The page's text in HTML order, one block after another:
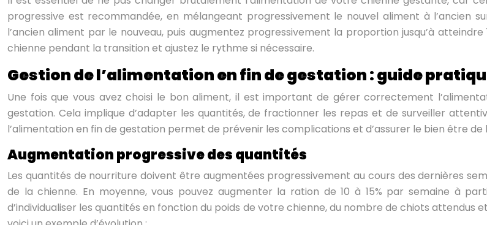
progressive est recommandée, en mélangeant progressivement le nouvel aliment à l’ancien
l’ancien aliment par le nouveau, puis augmentez progressivement la proportion jusqu’à
chienne pendant la transition et ajustez le rythme si nécessaire.
Gestion de l’alimentation en fin de gestation : guide
Une fois que vous avez choisi le bon aliment, il est important de gérer correctement
gestation. Cela implique d’adapter les quantités, de fractionner les repas et de surveiller
l’alimentation en fin de gestation permet de prévenir les complications et d’assurer le bien être de
Augmentation progressive des quantités
Les quantités de nourriture doivent être augmentées progressivement au cours des dernières
de la chienne. En moyenne, vous pouvez augmenter la ration de 10 à 15% par semaine à
d’individualiser les quantités en fonction du poids de votre chienne, du nombre de chiots